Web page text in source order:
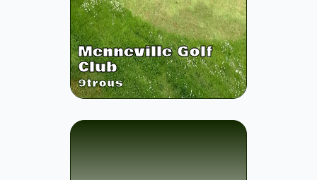
Menneville Golf
Club
9trous